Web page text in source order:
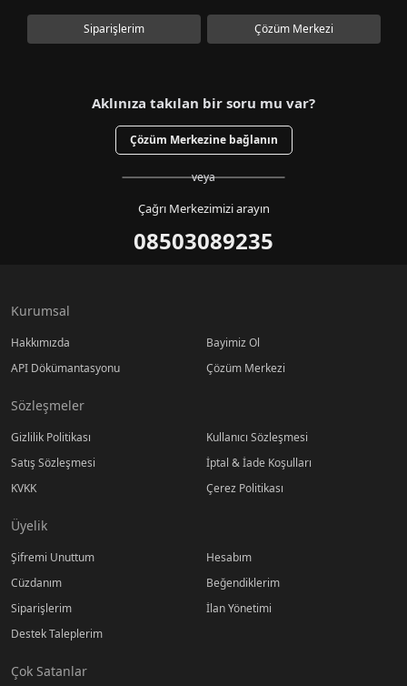
Siparişlerim Çözüm Merkezi
Aklınıza takılan bir soru mu var?
Çözüm Merkezine bağlanın
veya
Çağrı Merkezimizi arayın
08503089235
Kurumsal
Hakkımızda
Bayimiz Ol
API Dökümantasyonu
Çözüm Merkezi
Sözleşmeler
Gizlilik Politikası
Kullanıcı Sözleşmesi
Satış Sözleşmesi
İptal & İade Koşulları
KVKK
Çerez Politikası
Üyelik
Şifremi Unuttum
Hesabım
Cüzdanım
Beğendiklerim
Siparişlerim
İlan Yönetimi
Destek Taleplerim
Çok Satanlar